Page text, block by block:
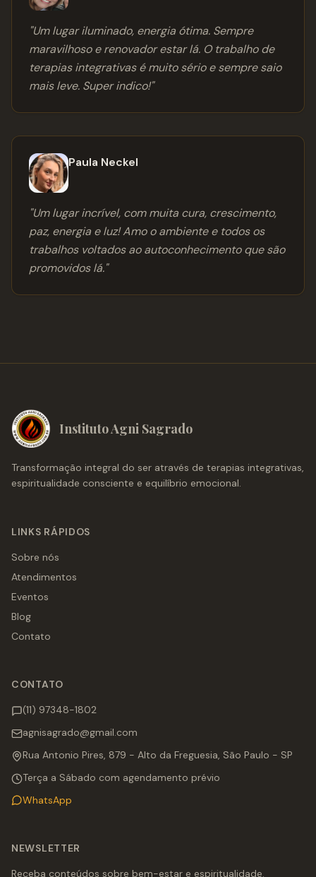
"Um lugar iluminado, energia ótima. Sempre
maravilhoso e renovador estar lá. O trabalho de
terapias integrativas é muito sério e sempre saio
mais leve. Super indico!"
Paula Neckel
"Um lugar incrível, com muita cura, crescimento,
paz, energia e luz! Amo o ambiente e todos os
trabalhos voltados ao autoconhecimento que são
promovidos lá."
Instituto Agni Sagrado
Transformação integral do ser através de terapias integrativas,
espiritualidade consciente e equilíbrio emocional.
LINKS RÁPIDOS
Sobre nós
Atendimentos
Eventos
Blog
Contato
CONTATO
(11) 97348-1802
agnisagrado@gmail.com
Rua Antonio Pires, 879 - Alto da Freguesia, São Paulo - SP
Terça a Sábado com agendamento prévio
WhatsApp
NEWSLETTER
Receba conteúdos sobre bem-estar e espiritualidade.